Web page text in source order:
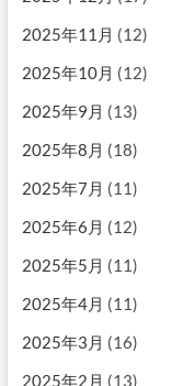
2025年11月 (12)
2025年10月 (12)
2025年9月 (13)
2025年8月 (18)
2025年7月 (11)
2025年6月 (12)
2025年5月 (11)
2025年4月 (11)
2025年3月 (16)
2025年2月 (13)